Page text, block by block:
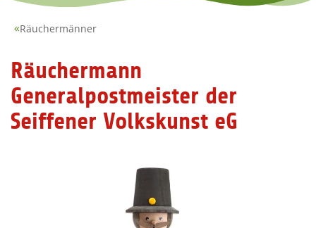
Räuchermänner
Räuchermann
Generalpostmeister der
Seiffener Volkskunst eG